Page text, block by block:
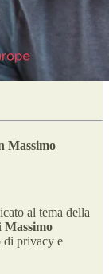
Massimo
al tema della
Massimo
di privacy e